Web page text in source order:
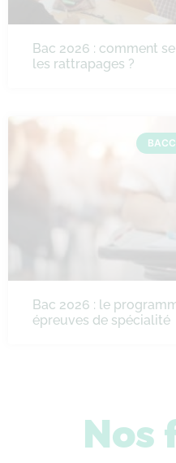
Bac 2026 : comment
les rattrapages ?
Bac 2026 : le
épreuves de spécialité
Nos